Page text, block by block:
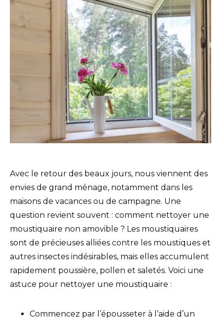
Avec le retour des beaux jours, nous viennent des
envies de grand ménage, notamment dans les
maisons de vacances ou de campagne. Une
question revient souvent : comment nettoyer une
moustiquaire non amovible ? Les moustiquaires
sont de précieuses alliées contre les moustiques et
autres insectes indésirables, mais elles accumulent
rapidement poussière, pollen et saletés. Voici une
astuce pour nettoyer une moustiquaire :
Commencez par l’épousseter à l’aide d’un